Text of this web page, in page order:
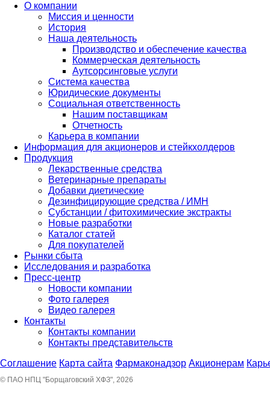
О компании
Миссия и ценности
История
Наша деятельность
Производство и обеспечение качества
Коммерческая деятельность
Аутсорсинговые услуги
Система качества
Юридические документы
Социальная ответственность
Нашим поставщикам
Отчетность
Карьера в компании
Информация для акционеров и стейкхолдеров
Продукция
Лекарственные средства
Ветеринарные препараты
Добавки диетические
Дезинфицирующие средства / ИМН
Субстанции / фитохимические экстракты
Новые разработки
Каталог статей
Для покупателей
Рынки сбыта
Исследования и разработка
Пресс-центр
Новости компании
Фото галерея
Видео галерея
Контакты
Контакты компании
Контакты представительств
Соглашение Карта сайта Фармаконадзор Акционерам
© ПАО НПЦ "Борщаговский ХФЗ", 2026